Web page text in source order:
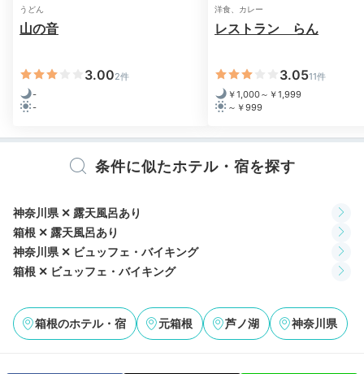
テラスに設置された露天風呂(沸かし湯)にゆっくりとつ
かって、朝食までの時間を過ごしましょう。ヘアセット
ます。
08:00
朝から元気になれる
うどん
山の音
3.002件
-
-
洋食、カレー
レストラン らん
3.0511件
￥1,000～￥1,999
～￥999
条件に似たホテル・宿を探す
神奈川県 ✕ 露天風呂あり
箱根 ✕ 露天風呂あり
神奈川県 ✕ ビュッフェ・バイキング
箱根 ✕ ビュッフェ・バイキング
箱根のホテル・宿 元箱根 芦ノ湖 神奈川県